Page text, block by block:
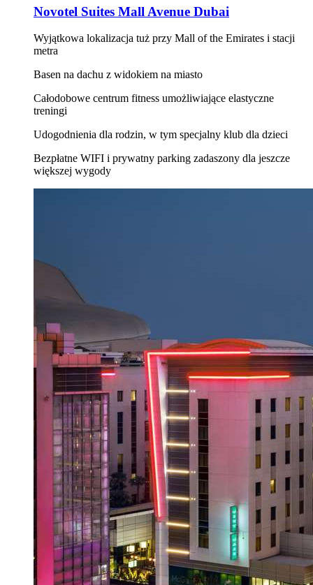
Novotel Suites Mall Avenue Dubai
Wyjątkowa lokalizacja tuż przy Mall of the Emirates i stacji
metra
Basen na dachu z widokiem na miasto
Całodobowe centrum fitness umożliwiające elastyczne
treningi
Udogodnienia dla rodzin, w tym specjalny klub dla dzieci
Bezpłatne WIFI i prywatny parking zadaszony dla jeszcze
większej wygody